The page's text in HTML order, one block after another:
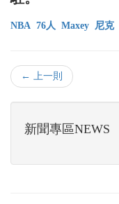
NBA 76人 Maxey 尼克
← 上一則
新聞專區NEWS